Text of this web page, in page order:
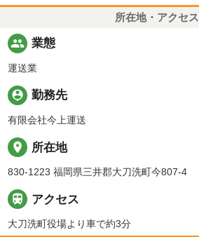
所在地・アクセス
people 業態
運送業
person_pin 勤務先
有限会社今上運送
place 所在地
830-1223 福岡県三井郡大刀洗町今807-4
 アクセス
大刀洗町役場より車で約3分